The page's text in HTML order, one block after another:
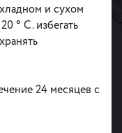
и сухом
° С. избегать
24 месяцев с